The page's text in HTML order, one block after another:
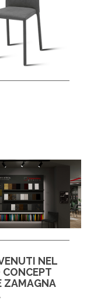
NEL
CONCEPT
ZAMAGNA